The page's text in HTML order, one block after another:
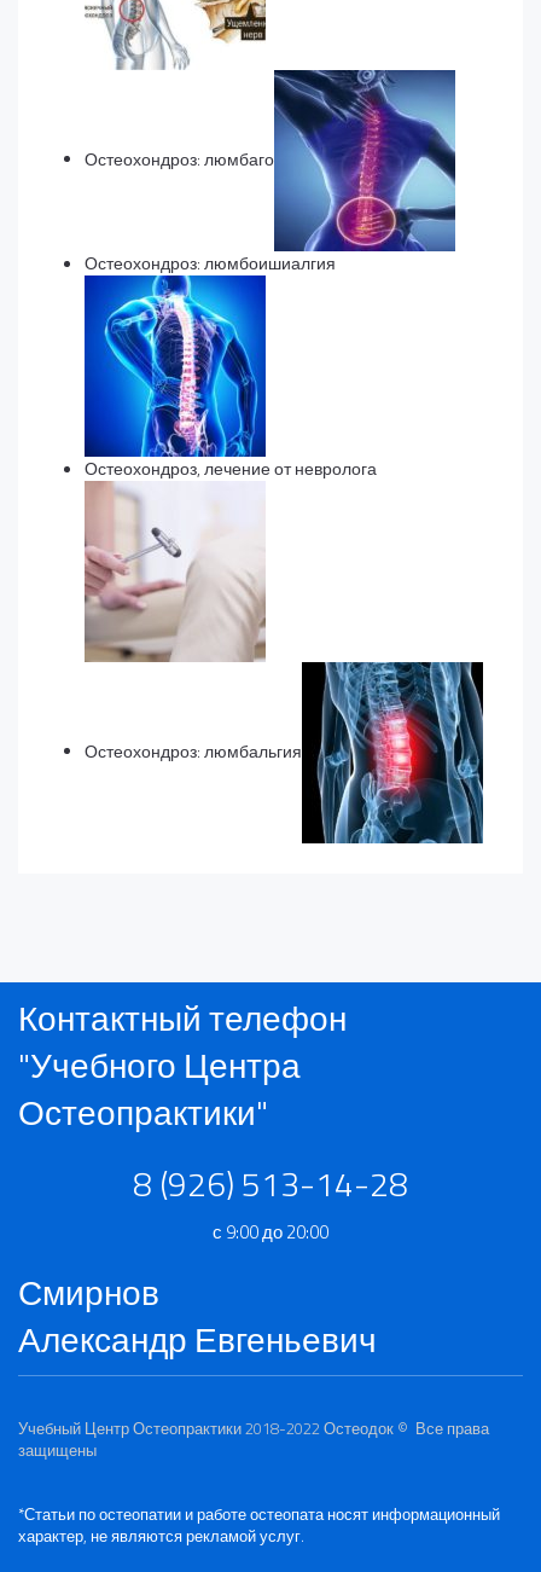
Остеохондроз: люмбаго
Остеохондроз: люмбоишиалгия
Остеохондроз, лечение от невролога
Остеохондроз: люмбальгия
Контактный телефон
"Учебного Центра
Остеопрактики"
8 (926) 513-14-28
с 9:00 до 20:00
Смирнов
Александр Евгеньевич
Учебный Центр Остеопрактики 2018-2022 Остеодок © Все права
защищены
*Статьи по остеопатии и работе остеопата носят информационный
характер, не являются рекламой услуг.